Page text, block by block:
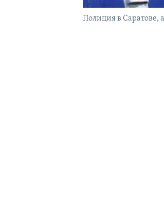
Полиция в Саратове,